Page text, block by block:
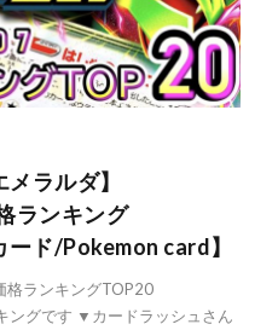
ラルダ】
ランキング
ド/Pokemon card】
ランキングTOP20
ングです ▼カードラッシュさん